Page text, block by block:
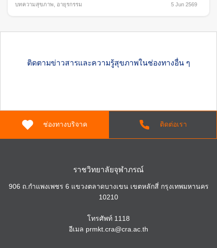
Search
บทความสุขภาพ อายุรกรรม 5 Jun 2569
ติดตามข่าวสารและความรู้สุขภาพในช่องทางอื่น ๆ
ช่องทางบริจาค ติดต่อเรา
ราชวิทยาลัยจุฬาภรณ์
906 ถ.กำแพงเพชร 6 แขวงตลาดบางเขน เขตหลักสี่ กรุงเทพมหานคร
10210
โทรศัพท์ 1118
อีเมล prmkt.cra@cra.ac.th